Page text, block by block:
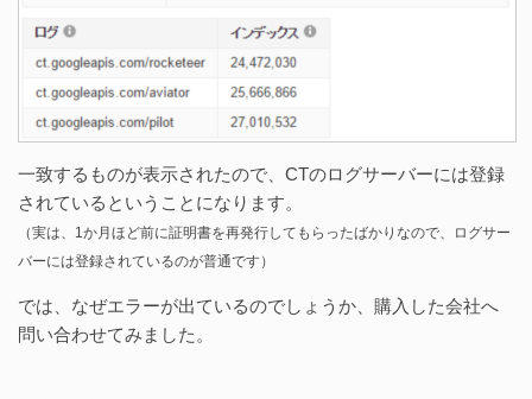
一致するものが表示されたので、CTのログサーバーには登録
されているということになります。
（実は、1か月ほど前に証明書を再発行してもらったばかりなので、ログサー
バーには登録されているのが普通です）
では、なぜエラーが出ているのでしょうか、購入した会社へ
問い合わせてみました。